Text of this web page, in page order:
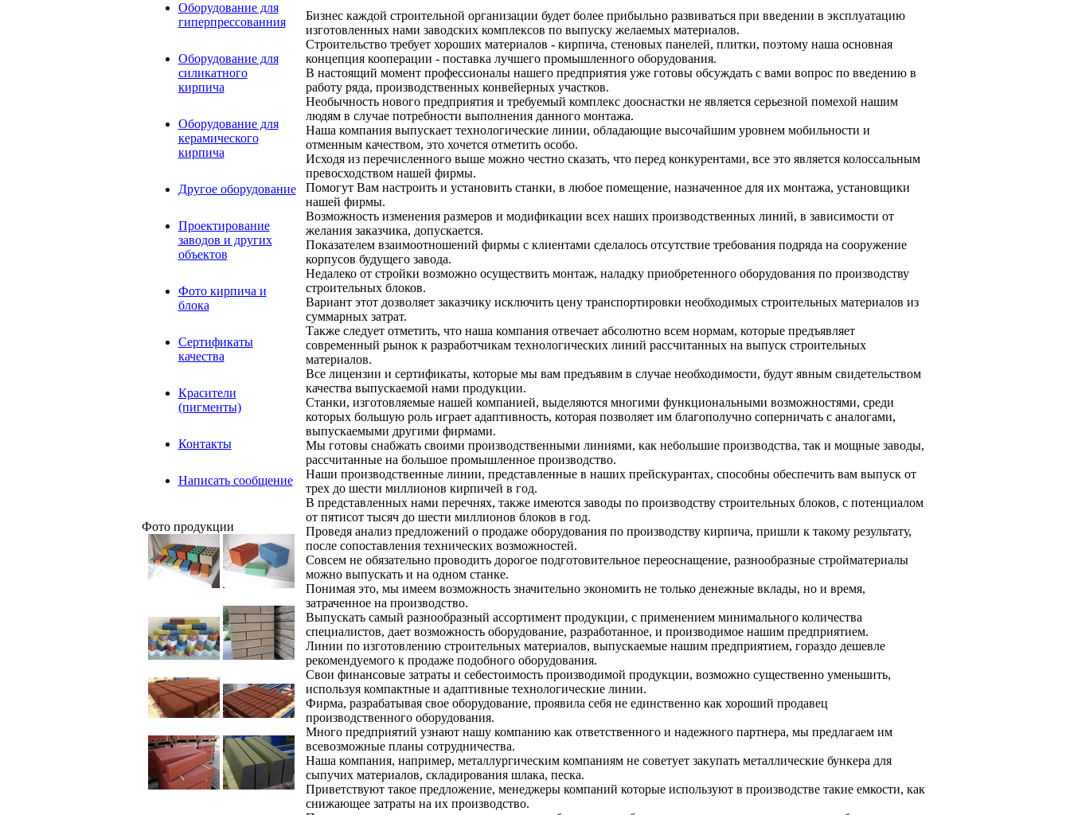
Оборудование для
гиперпрессованния
Оборудование для
силикатного
кирпича
Оборудование для
керамического
кирпича
Другое оборудование
Проектирование
заводов и других
объектов
Фото кирпича и
блока
Сертификаты
качества
Красители
(пигменты)
Контакты
Написать сообщение
Фото продукции
Бизнес каждой строительной организации будет более прибыльно развиваться при введении в эксплуатацию
изготовленных нами заводских комплексов по выпуску желаемых материалов.
Строительство требует хороших материалов - кирпича, стеновых панелей, плитки, поэтому наша основная
концепция кооперации - поставка лучшего промышленного оборудования.
В настоящий момент профессионалы нашего предприятия уже готовы обсуждать с вами вопрос по введению в
работу ряда, производственных конвейерных участков.
Необычность нового предприятия и требуемый комплекс дооснастки не является серьезной помехой нашим
людям в случае потребности выполнения данного монтажа.
Наша компания выпускает технологические линии, обладающие высочайшим уровнем мобильности и
отменным качеством, это хочется отметить особо.
Исходя из перечисленного выше можно честно сказать, что перед конкурентами, все это является колоссальным
превосходством нашей фирмы.
Помогут Вам настроить и установить станки, в любое помещение, назначенное для их монтажа, установщики
нашей фирмы.
Возможность изменения размеров и модификации всех наших производственных линий, в зависимости от
желания заказчика, допускается.
Показателем взаимоотношений фирмы с клиентами сделалось отсутствие требования подряда на сооружение
корпусов будущего завода.
Недалеко от стройки возможно осуществить монтаж, наладку приобретенного оборудования по производству
строительных блоков.
Вариант этот дозволяет заказчику исключить цену транспортировки необходимых строительных материалов из
суммарных затрат.
Также следует отметить, что наша компания отвечает абсолютно всем нормам, которые предъявляет
современный рынок к разработчикам технологических линий рассчитанных на выпуск строительных
материалов.
Все лицензии и сертификаты, которые мы вам предъявим в случае необходимости, будут явным свидетельством
качества выпускаемой нами продукции.
Станки, изготовляемые нашей компанией, выделяются многими функциональными возможностями, среди
которых большую роль играет адаптивность, которая позволяет им благополучно соперничать с аналогами,
выпускаемыми другими фирмами.
Мы готовы снабжать своими производственными линиями, как небольшие производства, так и мощные заводы,
рассчитанные на большое промышленное производство.
Наши производственные линии, представленные в наших прейскурантах, способны обеспечить вам выпуск от
трех до шести миллионов кирпичей в год.
В представленных нами перечнях, также имеются заводы по производству строительных блоков, с потенциалом
от пятисот тысяч до шести миллионов блоков в год.
Проведя анализ предложений о продаже оборудования по производству кирпича, пришли к такому результату,
после сопоставления технических возможностей.
Совсем не обязательно проводить дорогое подготовительное переоснащение, разнообразные стройматериалы
можно выпускать и на одном станке.
Понимая это, мы имеем возможность значительно экономить не только денежные вклады, но и время,
затраченное на производство.
Выпускать самый разнообразный ассортимент продукции, с применением минимального количества
специалистов, дает возможность оборудование, разработанное, и производимое нашим предприятием.
Линии по изготовлению строительных материалов, выпускаемые нашим предприятием, гораздо дешевле
рекомендуемого к продаже подобного оборудования.
Свои финансовые затраты и себестоимость производимой продукции, возможно существенно уменьшить,
используя компактные и адаптивные технологические линии.
Фирма, разрабатывая свое оборудование, проявила себя не единственно как хороший продавец
производственного оборудования.
Много предприятий узнают нашу компанию как ответственного и надежного партнера, мы предлагаем им
всевозможные планы сотрудничества.
Наша компания, например, металлургическим компаниям не советует закупать металлические бункера для
сыпучих материалов, складирования шлака, песка.
Приветствуют такое предложение, менеджеры компаний которые используют в производстве такие емкости, как
снижающее затраты на их производство.